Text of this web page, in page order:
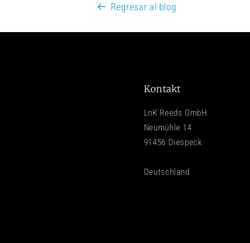
Regresar al blog
Kontakt
LnK Reeds GmbH
Neumühle 14
91456 Diespeck
Deutschland